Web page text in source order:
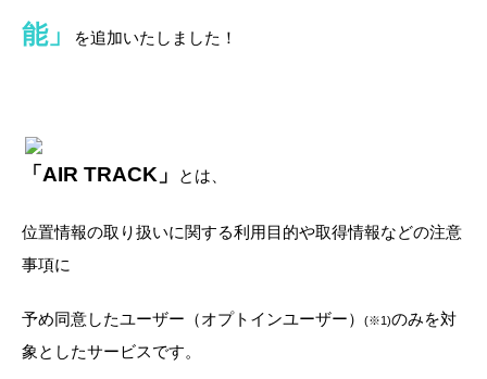
能」
を追加いたしました！
「AIR TRACK」 とは、
位置情報の取り扱いに関する利用目的や取得情報などの注意
事項に
予め同意したユーザー（オプトインユーザー） (※1)のみを対
象としたサービスです。